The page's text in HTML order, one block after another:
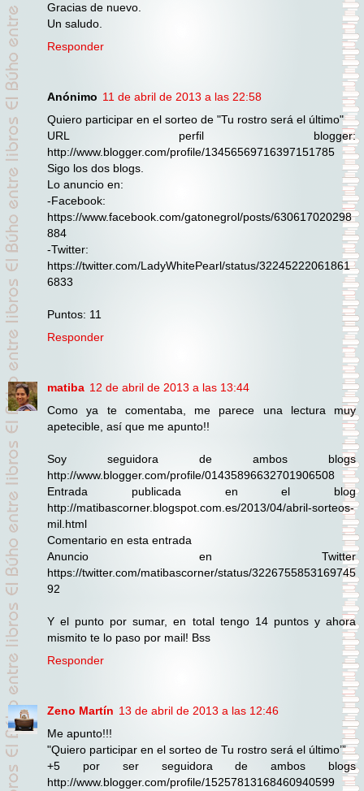
Gracias de nuevo.
Un saludo.
Responder
Anónimo 11 de abril de 2013 a las 22:58
Quiero participar en el sorteo de "Tu rostro será el último"
URL perfil blogger:
http://www.blogger.com/profile/13456569716397151785
Sigo los dos blogs.
Lo anuncio en:
-Facebook:
https://www.facebook.com/gatonegrol/posts/630617020298
884
-Twitter:
https://twitter.com/LadyWhitePearl/status/32245222061861
6833
Puntos: 11
Responder
matiba 12 de abril de 2013 a las 13:44
Como ya te comentaba, me parece una lectura muy
apetecible, así que me apunto!!
Soy seguidora de ambos blogs
http://www.blogger.com/profile/01435896632701906508
Entrada publicada en el blog
http://matibascorner.blogspot.com.es/2013/04/abril-sorteos-
mil.html
Comentario en esta entrada
Anuncio en Twitter
https://twitter.com/matibascorner/status/3226755853169745
92
Y el punto por sumar, en total tengo 14 puntos y ahora
mismito te lo paso por mail! Bss
Responder
Zeno Martín 13 de abril de 2013 a las 12:46
Me apunto!!!
"Quiero participar en el sorteo de Tu rostro será el último’”
+5 por ser seguidora de ambos blogs
http://www.blogger.com/profile/15257813168460940599